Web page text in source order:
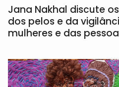
Jana Nakhal discute
dos pelos e da
mulheres e das